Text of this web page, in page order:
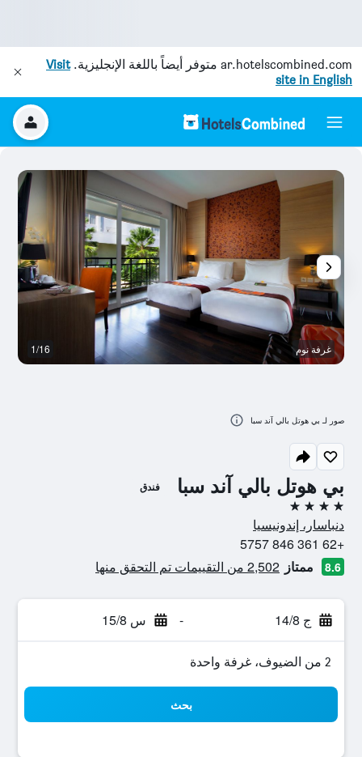
ar.hotelscombined.com متوفر أيضاً باللغة الإنجليزية.Visit
site in English
بي هوتل بالي آند سبا فندق
4 نجوم
دنباسار، إندونيسيا
+62 361 846 5757
8.6 ممتاز 2,502 من التقييمات تم التحقق منها
ج 14/8 - س 15/8
2 من الضيوف، غرفة واحدة
بحث
غرفة نوم 1/16
صور لـ بي هوتل بالي آند سبا